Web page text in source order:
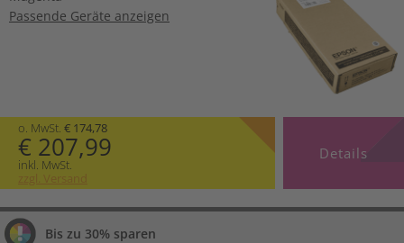
Passende Geräte anzeigen
o. MwSt. € 174,78
€ 207,99
inkl. MwSt.
zzgl. Versand
Details
Bis zu 30% sparen